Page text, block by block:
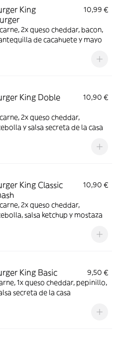
King
10,99 €
2x queso cheddar, bacon,
de cacahuete y mayo
King Doble
10,90 €
2x queso cheddar,
y salsa secreta de la casa
King Classic
10,90 €
2x queso cheddar,
salsa ketchup y mostaza
King Basic
9,50 €
1x queso cheddar, pepinillo,
secreta de la casa